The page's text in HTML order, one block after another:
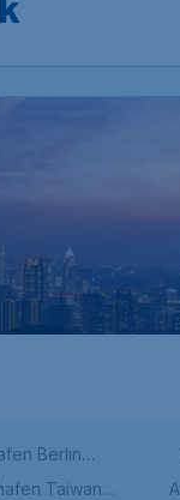
Berlin
Taiwan